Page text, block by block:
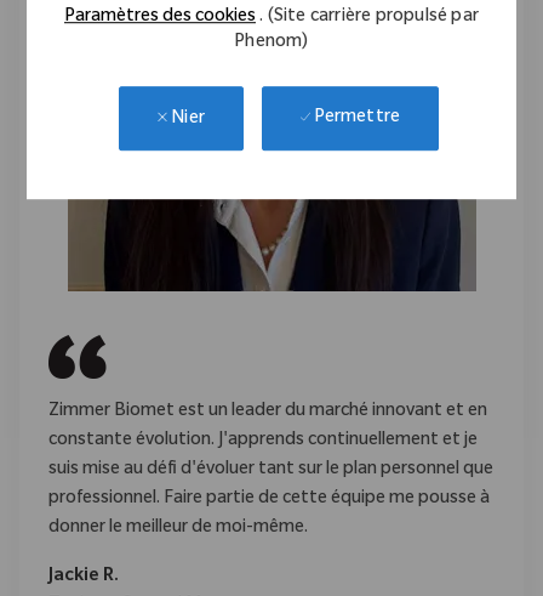
Paramètres des cookies. (Site carrière propulsé par
Phenom)
Nier Permettre
Zimmer Biomet est un leader du marché innovant et en
constante évolution. J'apprends continuellement et je
suis mise au défi d'évoluer tant sur le plan personnel que
professionnel. Faire partie de cette équipe me pousse à
donner le meilleur de moi-même.
Jackie R.